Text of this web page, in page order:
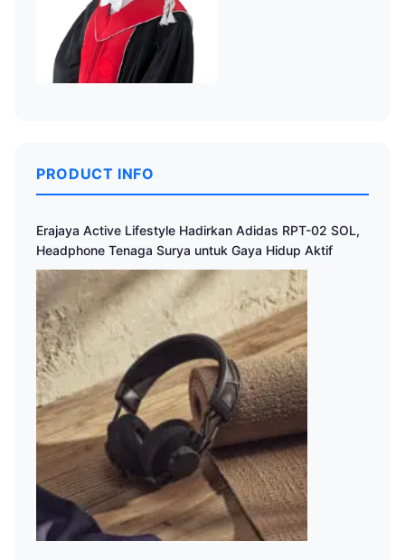
PRODUCT INFO
Erajaya Active Lifestyle Hadirkan Adidas RPT-02 SOL,
Headphone Tenaga Surya untuk Gaya Hidup Aktif